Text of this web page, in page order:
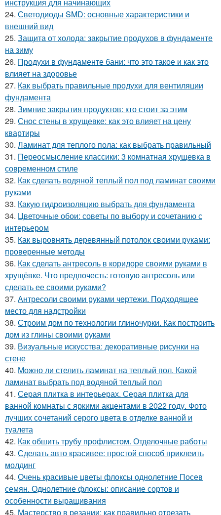
24. Светодиоды SMD: основные характеристики и
внешний вид
25. Защита от холода: закрытие продухов в фундаменте
на зиму
26. Продухи в фундаменте бани: что это такое и как это
влияет на здоровье
27. Как выбрать правильные продухи для вентиляции
фундамента
28. Зимние закрытия продуктов: кто стоит за этим
29. Снос стены в хрущевке: как это влияет на цену
квартиры
30. Ламинат для теплого пола: как выбрать правильный
31. Переосмысление классики: 3 комнатная хрущевка в
современном стиле
32. Как сделать водяной теплый пол под ламинат своими
руками
33. Какую гидроизоляцию выбрать для фундамента
34. Цветочные обои: советы по выбору и сочетанию с
интерьером
35. Как выровнять деревянный потолок своими руками:
проверенные методы
36. Как сделать антресоль в коридоре своими руками в
хрущёвке. Что предпочесть: готовую антресоль или
сделать ее своими руками?
37. Антресоли своими руками чертежи. Подходящее
место для надстройки
38. Строим дом по технологии глиночурки. Как построить
дом из глины своими руками
39. Визуальные искусства: декоративные рисунки на
стене
40. Можно ли стелить ламинат на теплый пол. Какой
ламинат выбрать под водяной теплый пол
41. Серая плитка в интерьерах. Серая плитка для
ванной комнаты с яркими акцентами в 2022 году. Фото
лучших сочетаний серого цвета в отделке ванной и
туалета
42. Как обшить трубу профлистом. Отделочные работы
43. Сделать авто красивее: простой способ приклеить
молдинг
44. Очень красивые цветы флоксы однолетние Посев
семян. Однолетние флоксы: описание сортов и
особенности выращивания
45. Мастерство в резании: как правильно отрезать